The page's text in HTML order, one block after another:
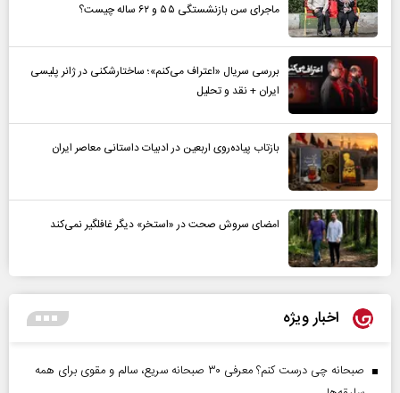
ماجرای سن بازنشستگی ۵۵ و ۶۲ ساله چیست؟
بررسی سریال «اعتراف می‌کنم»؛ ساختارشکنی در ژانر پلیسی
ایران + نقد و تحلیل
بازتاب پیاده‌روی اربعین در ادبیات داستانی معاصر ایران
امضای سروش صحت در «استخر» دیگر غافلگیر نمی‌کند
اخبار ویژه
صبحانه چی درست کنم؟ معرفی ۳۰ صبحانه سریع، سالم و مقوی برای همه